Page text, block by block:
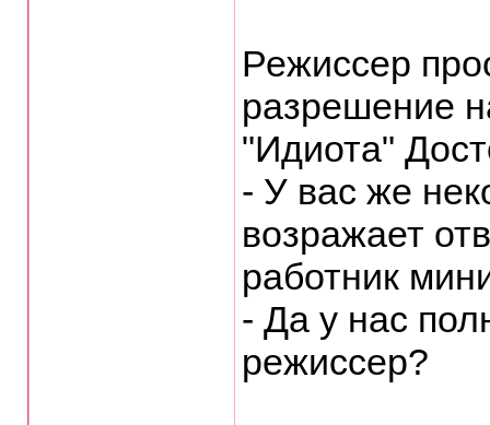
Режиссер
разрешение
"Идиота"
- У вас же
возражает
работник
- Да у нас
режиссер?